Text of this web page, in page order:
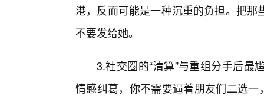
港，反而可能是一种沉重的负担。把
不要发给她。
3.社交圈的“清算”与重组分手后最
情感纠葛，你不需要逼着朋友们二选